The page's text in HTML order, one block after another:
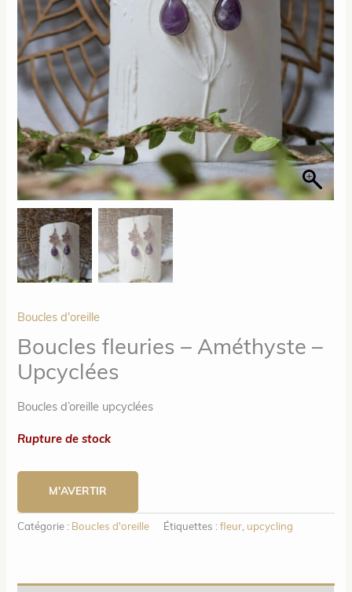
Boucles d'oreille
Boucles fleuries – Améthyste –
Upcyclées
Boucles d’oreille upcyclées
Rupture de stock
M'AVERTIR
Catégorie : Boucles d'oreille Étiquettes :fleur, upcycling